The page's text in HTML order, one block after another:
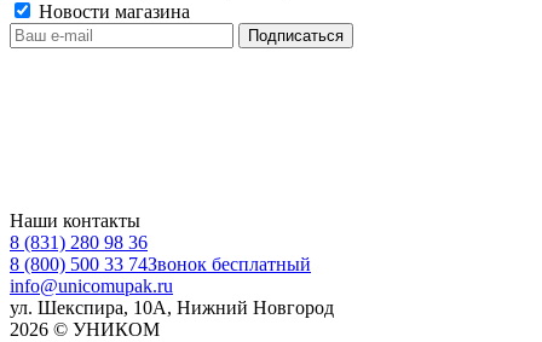
Новости магазина
Наши контакты
8 (831) 280 98 36
8 (800) 500 33 74Звонок бесплатный
info@unicomupak.ru
ул. Шекспира, 10А, Нижний Новгород
2026 © УНИКОМ